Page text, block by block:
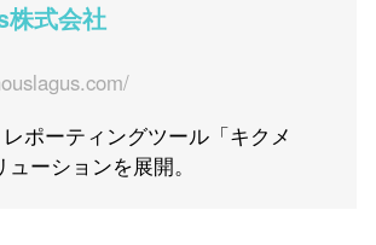
式会社
ポーティングツール「キクメ
ーションを展開。